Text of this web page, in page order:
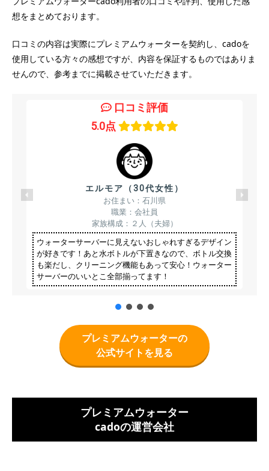
想をまとめております。
口コミの内容は実際にプレミアムウォーターを契約し、cadoを
使用している方々の感想ですが、内容を保証するものではありま
せんので、参考までに掲載させていただきます。
口コミ評価
5.0点
エルモア（30代女性）
お住まい：石川県
職業：会社員
家族構成：２人（夫婦）
ウォーターサーバーに見えないおしゃれすぎるデザイン
が好きです！あと水ボトルが下置きなので、ボトル交換
も楽だし、クリーニング機能もあって安心！ウォーター
サーバーのいいとこ全部揃ってます！
プレミアムウォーターの
公式サイトを見る
プレミアムウォーター
cadoの運営会社